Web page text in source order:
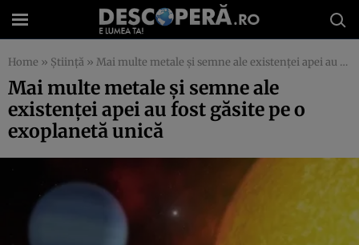
Home » Știință » Mai multe metale şi semne ale existenţei apei au fost găsite pe o exoplanetă unică
Mai multe metale şi semne ale
existenţei apei au fost găsite pe o
exoplanetă unică